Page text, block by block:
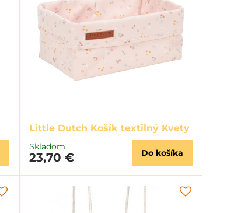
Little Dutch Košík textilný Kvety
Skladom
23,70 € Do košíka